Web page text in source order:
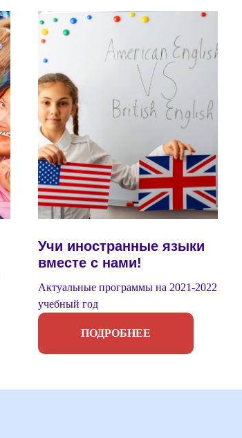
Учи иностранные языки
вместе с нами!
Актуальные программы на 2021-2022
учебный год
ПОДРОБНЕЕ